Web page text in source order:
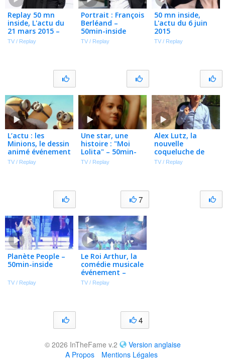
Replay 50 mn
inside, L'actu du
21 mars 2015 –
50min-inside
TV / Replay
Portrait : François
Berléand –
50min-inside
TV / Replay
50 mn inside,
L'actu du 6 juin
2015
TV / Replay
L’actu : les
Minions, le dessin
animé événement
– 50min-inside
TV / Replay
Une star, une
histoire : "Moi
Lolita" – 50min-
inside
TV / Replay
7
Alex Lutz, la
nouvelle
coqueluche de
l'humour –
50min-inside
TV / Replay
Planète People –
50min-inside
TV / Replay
Le Roi Arthur, la
comédie musicale
événement –
50min-inside
TV / Replay
4
© 2026 InTheFame v.2
Version anglaise
A Propos
Mentions Légales